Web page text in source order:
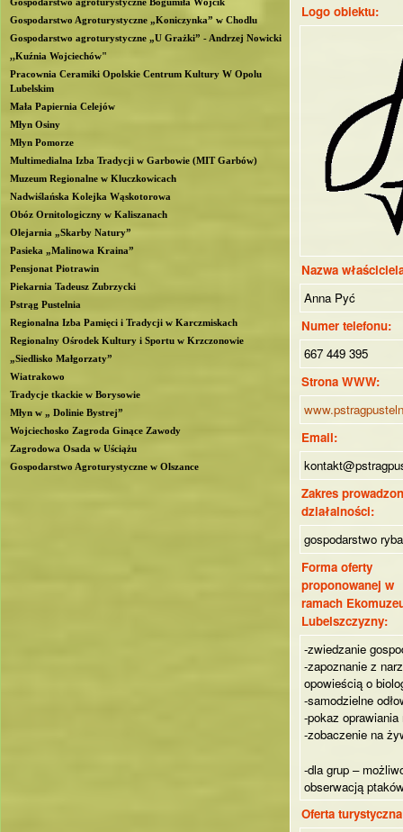
b
n
Logo obiektu:
Nazwa
Anna Pyć
Numer telefonu:
667 449 395
Strona WWW:
Email:
Zakres
działalności:
gospodarstwo
Forma oferty
proponowanej w
ramach
Lubelszczyzny:
-zwiedzanie
-zapoznanie z
opowieścią o
-samodzielne
-pokaz
-zobaczenie na
-dla grup –
obserwacją
Oferta
Gospodarstwo Agroturystyczne „Koniczynka” w Chodlu
Gospodarstwo agroturystyczne „U Grażki” - Andrzej Nowicki
,,Kuźnia Wojciechów"
Pracownia Ceramiki Opolskie Centrum Kultury W Opolu
Lubelskim
Mała Papiernia Celejów
Młyn Osiny
Młyn Pomorze
Multimedialna Izba Tradycji w Garbowie (MIT Garbów)
Muzeum Regionalne w Kluczkowicach
Nadwiślańska Kolejka Wąskotorowa
Obóz Ornitologiczny w Kaliszanach
Olejarnia „Skarby Natury”
Pasieka „Malinowa Kraina”
Pensjonat Piotrawin
Piekarnia Tadeusz Zubrzycki
Pstrąg Pustelnia
Regionalna Izba Pamięci i Tradycji w Karczmiskach
Regionalny Ośrodek Kultury i Sportu w Krzczonowie
„Siedlisko Małgorzaty”
Wiatrakowo
Tradycje tkackie w Borysowie
Młyn w „ Dolinie Bystrej”
Wojciechosko Zagroda Ginące Zawody
Zagrodowa Osada w Uściążu
Gospodarstwo Agroturystyczne w Olszance